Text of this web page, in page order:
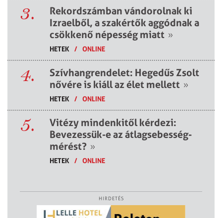
3.
Rekordszámban vándorolnak ki
Izraelből, a szakértők aggódnak a
csökkenő népesség miatt »
HETEK / ONLINE
4.
Szívhangrendelet: Hegedűs Zsolt
nővére is kiáll az élet mellett »
HETEK / ONLINE
5.
Vitézy mindenkitől kérdezi:
Bevezessük-e az átlagsebesség-
mérést? »
HETEK / ONLINE
HIRDETÉS